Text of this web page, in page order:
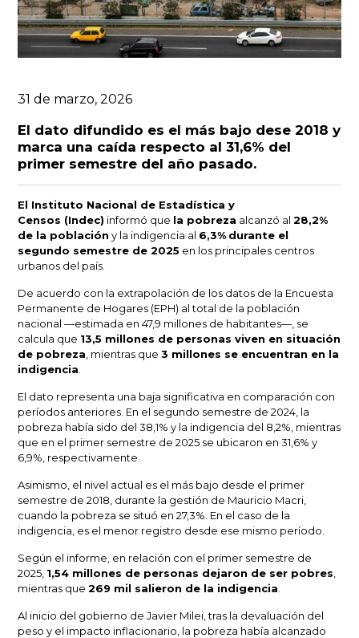
31 de marzo, 2026
El dato difundido es el más bajo dese 2018 y
marca una caída respecto al 31,6% del
primer semestre del año pasado.
El Instituto Nacional de Estadística y
Censos (Indec) informó que la pobreza alcanzó al28,2%
de la población y la indigencia al 6,3% durante el
segundo semestre de 2025 en los principales centros
urbanos del país.
De acuerdo con la extrapolación de los datos de la Encuesta
Permanente de Hogares (EPH) al total de la población
nacional —estimada en 47,9 millones de habitantes—, se
calcula que 13,5 millones de personas viven en situación
de pobreza , mientras que3 millones se encuentran en la
indigencia
El dato representa una baja significativa en comparación con
períodos anteriores. En el segundo semestre de 2024, la
pobreza había sido del 38,1% y la indigencia del 8,2%, mientras
que en el primer semestre de 2025 se ubicaron en 31,6% y
6,9%, respectivamente.
Asimismo, el nivel actual es el más bajo desde el primer
semestre de 2018, durante la gestión de Mauricio Macri
cuando la pobreza se situó en 27,3%. En el caso de la
indigencia, es el menor registro desde ese mismo período.
Según el informe, en relación con el primer semestre de
2025, 1,54 millones de personas dejaron de ser pobres
mientras que269 mil salieron de la indigencia
Al inicio del gobierno deJavier Milei , tras la devaluación del
peso y el impacto inflacionario, la pobreza había alcanzado